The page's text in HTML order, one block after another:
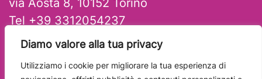
Diamo valore alla tua privacy
Utilizziamo i cookie per migliorare la tua esperienza di
via Aosta 8, 10152 Torino
Tel +39 3312054237
mail: artlab@fitzcarraldo.it